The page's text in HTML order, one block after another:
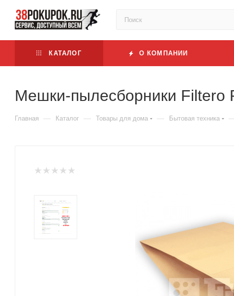
КАТАЛОГ О КОМПАНИИ
Мешки-пылесборники Filtero
Главная — Каталог — Товары для дома — Бытовая техника